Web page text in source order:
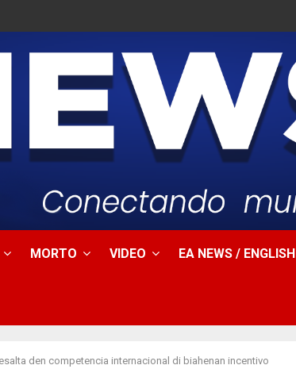
MORTO VIDEO EA NEWS / ENGLISH
den competencia internacional di biahenan incentivo